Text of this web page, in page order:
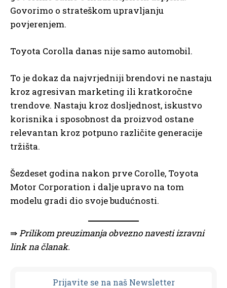
Govorimo o strateškom upravljanju
povjerenjem.
Toyota Corolla danas nije samo automobil.
To je dokaz da najvrjedniji brendovi ne nastaju
kroz agresivan marketing ili kratkoročne
trendove. Nastaju kroz dosljednost, iskustvo
korisnika i sposobnost da proizvod ostane
relevantan kroz potpuno različite generacije
tržišta.
Šezdeset godina nakon prve Corolle, Toyota
Motor Corporation i dalje upravo na tom
modelu gradi dio svoje budućnosti.
⇛Prilikom preuzimanja obvezno navesti izravni
link na članak.
Prijavite se na naš Newsletter